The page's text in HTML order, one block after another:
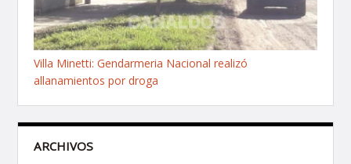
Villa Minetti: Gendarmeria Nacional realizó
allanamientos por droga
ARCHIVOS